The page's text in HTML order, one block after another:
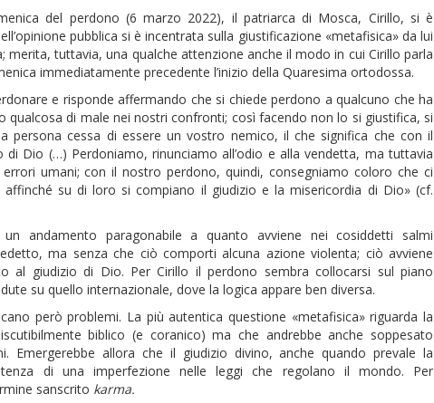
del perdono (6 marzo 2022), il patriarca di Mosca, Cirillo, si è
pubblica si è incentrata sulla giustificazione «metafisica» da lui
merita, tuttavia, una qualche attenzione anche il modo in cui Cirillo parla
immediatamente precedente l’inizio della Quaresima ortodossa.
e risponde affermando che si chiede perdono a qualcuno che ha
di male nei nostri confronti; così facendo non lo si giustifica, si
persona cessa di essere un vostro nemico, il che significa che con il
Dio (…) Perdoniamo, rinunciamo all’odio e alla vendetta, ma tuttavia
umani; con il nostro perdono, quindi, consegniamo coloro che ci
su di loro si compiano il giudizio e la misericordia di Dio» (cf.
andamento paragonabile a quanto avviene nei cosiddetti salmi
ma senza che ciò comporti alcuna azione violenta; ciò avviene
al giudizio di Dio. Per Cirillo il perdono sembra collocarsi sul piano
su quello internazionale, dove la logica appare ben diversa.
però problemi. La più autentica questione «metafisica» riguarda la
biblico (e coranico) ma che andrebbe anche soppesato
Emergerebbe allora che il giudizio divino, anche quando prevale la
di una imperfezione nelle leggi che regolano il mondo. Per
sanscrito karma.